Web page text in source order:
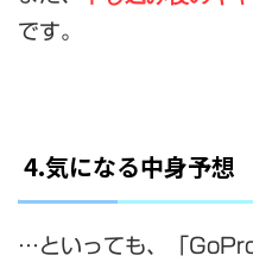
です。
4.気になる中身予想
…といっても、「